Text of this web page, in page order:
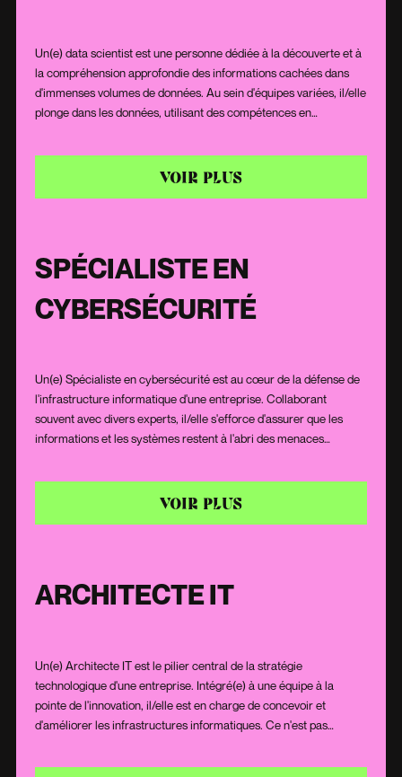
Un(e) data scientist est une personne dédiée à la découverte et à
la compréhension approfondie des informations cachées dans
d'immenses volumes de données. Au sein d'équipes variées, il/elle
plonge dans les données, utilisant des compétences en
tendances et des motifs. Grâce à une solide maîtrise en
programmation et une aptitude pour les défis, un(e) data scientist
VOIR PLUS
SPÉCIALISTE EN
CYBERSÉCURITÉ
Un(e) Spécialiste en cybersécurité est au cœur de la défense de
l'infrastructure informatique d'une entreprise. Collaborant
souvent avec divers experts, il/elle s'efforce d'assurer que les
informations et les systèmes restent à l'abri des menaces
risques, la détection rapide des menaces et la mise en œuvre de
mesures correctives efficaces en cas d'incidents. Grâce à sa
VOIR PLUS
ARCHITECTE IT
Un(e) Architecte IT est le pilier central de la stratégie
technologique d'une entreprise. Intégré(e) à une équipe à la
pointe de l'innovation, il/elle est en charge de concevoir et
d'améliorer les infrastructures informatiques. Ce n'est pas
mais également un visionnaire qui voit au-delà des tendances